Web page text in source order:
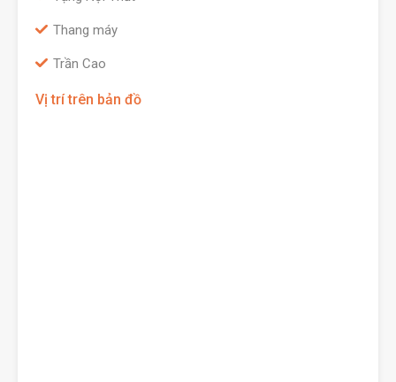
Thang máy
Trần Cao
Vị trí trên bản đồ